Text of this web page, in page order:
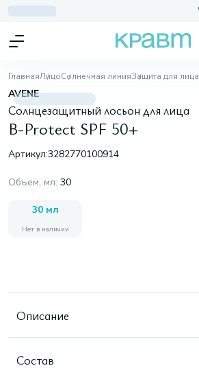
ГлавнаяЛицоСолнечная линияЗащита для лица
AVENE
Солнцезащитный лосьон для лица
B-Protect SPF 50+
Артикул:3282770100914
Объем, мл: 30
30 мл
Нет в наличии
Описание
Состав